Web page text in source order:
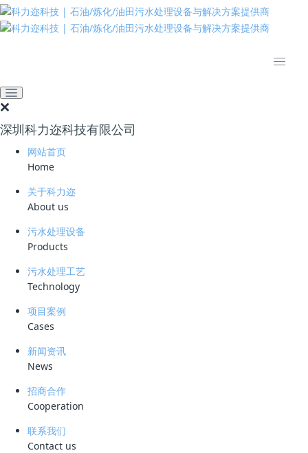
深圳科力迩科技有限公司
网站首页
Home
关于科力迩
About us
污水处理设备
Products
污水处理工艺
Technology
项目案例
Cases
新闻资讯
News
招商合作
Cooperation
联系我们
Contact us
推动绿色发展 建设美丽中国
原油罐区切水处理解决方
案
2026-04-21 16:46:13
原油储罐在运行过程中，由于原油中含水及自然沉降作用，
罐底会不断积累含油切水。切水中含有大量乳化油、溶解油及悬
隔油、絮凝等工艺难以有效处理，易造成环境污染和油品浪费。
科力迩采用
的纯物理分离工艺，无需投加任何化学药剂，通过微气泡浮选与
达标排放，回收油品直接回用至原油罐。